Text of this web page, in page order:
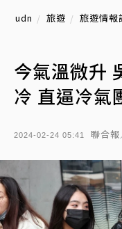
udn 旅遊 旅遊情報
今氣溫微升
冷 直逼冷氣
2024-02-24 05:41 聯合